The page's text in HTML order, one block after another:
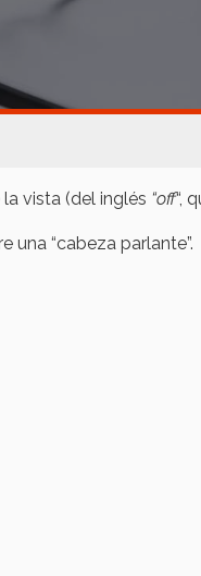
vista (del inglés “off“,
“cabeza parlante”.